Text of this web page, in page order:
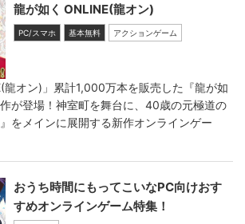
龍が如く ONLINE(龍オン)
PC/スマホ 基本無料 アクションゲーム
龍オン)」累計1,000万本を販売した『龍が如
が登場！神室町を舞台に、40歳の元極道の
をメインに展開する新作オンラインゲー
おうち時間にもってこいなPC向けおす
すめオンラインゲーム特集！